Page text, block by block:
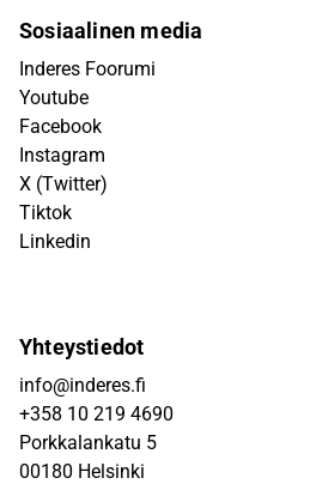
Sosiaalinen media
Inderes Foorumi
Youtube
Facebook
Instagram
X (Twitter)
Tiktok
Linkedin
Yhteystiedot
info@inderes.fi
+358 10 219 4690
Porkkalankatu 5
00180 Helsinki